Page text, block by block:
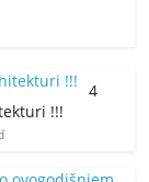
4
!!!